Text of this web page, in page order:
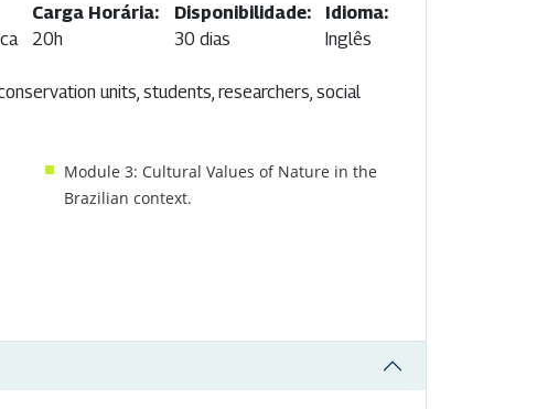
Carga Horária:
20h
Disponibilidade:
30 dias
Idioma:
Inglês
units, students, researchers, social
Module 3: Cultural Values of Nature in the
Brazilian context.